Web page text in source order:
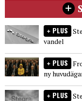
PLUS
vandel
PLUS
ny
PLUS